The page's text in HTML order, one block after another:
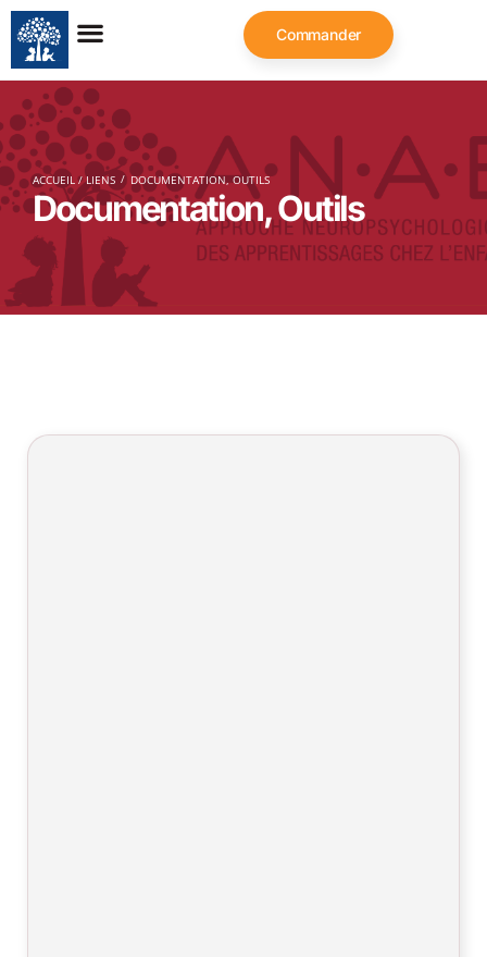
Commander
ACCUEIL / LIENS / DOCUMENTATION, OUTILS
Documentation, Outils